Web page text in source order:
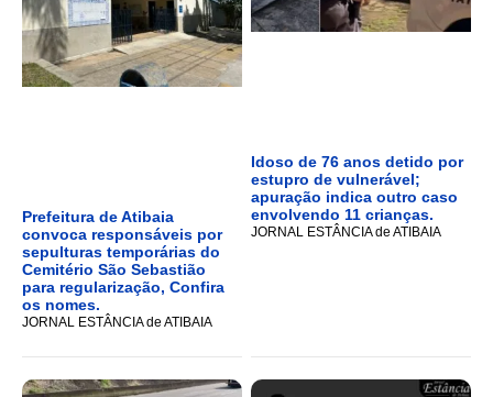
Prefeitura de Atibaia
convoca responsáveis por
sepulturas temporárias do
Cemitério São Sebastião
para regularização, Confira
os nomes.
JORNAL ESTÂNCIA de ATIBAIA
Idoso de 76 anos detido por
estupro de vulnerável;
apuração indica outro caso
envolvendo 11 crianças.
JORNAL ESTÂNCIA de ATIBAIA